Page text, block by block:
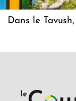
Dans le